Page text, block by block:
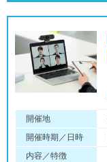
開催地
開催時期／日時
内容／特徴